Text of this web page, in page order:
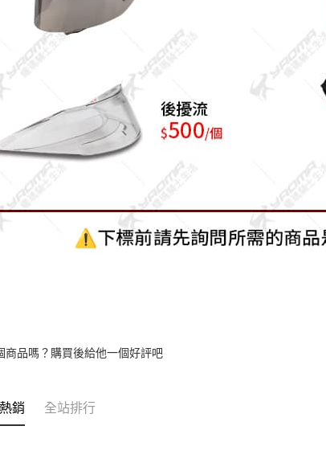
商品嗎？購買後給他一個好評吧
銷 全站排行